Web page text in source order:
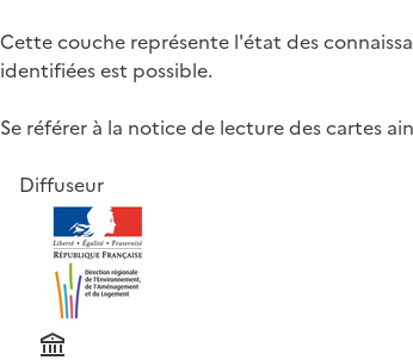
Cette couche représente l'état des
identifiées est possible.
Se référer à la notice de lecture des cartes
Diffuseur